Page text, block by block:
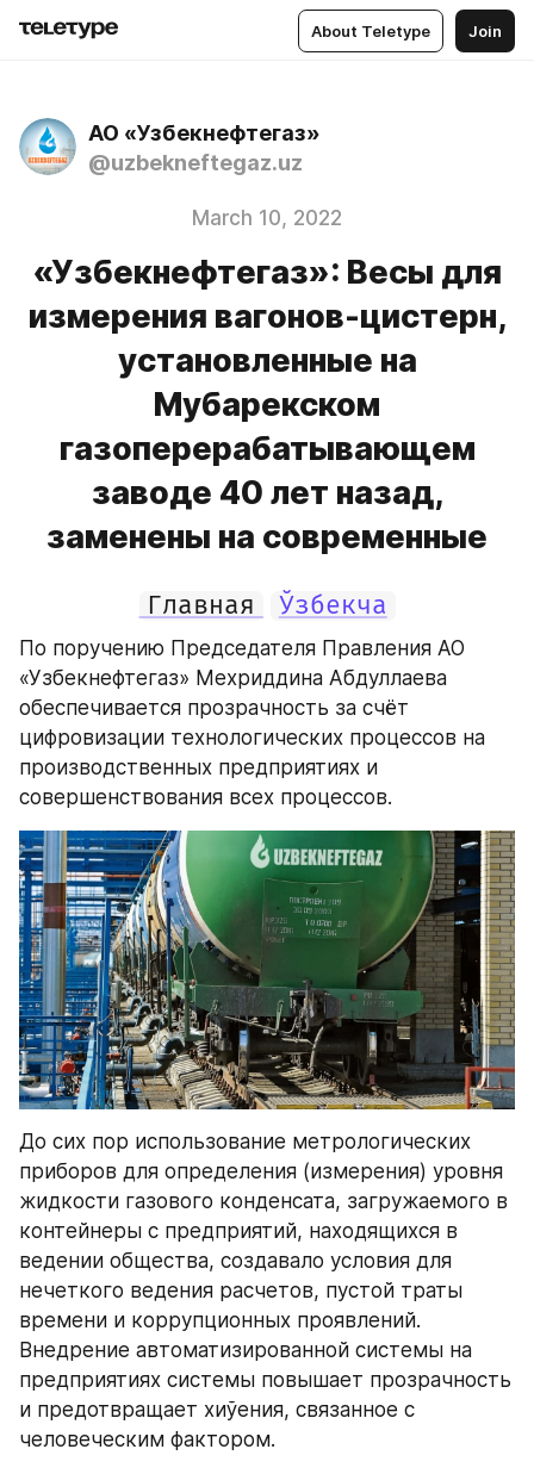
About Teletype Join
АО «Узбекнефтегаз»
@uzbekneftegaz.uz
March 10, 2022
«Узбекнефтегаз»: Весы для
измерения вагонов-цистерн,
установленные на
Мубарекском
газоперерабатывающем
заводе 40 лет назад,
заменены на современные
Главная Ўзбекча
По поручению Председателя Правления АО
«Узбекнефтегаз» Мехриддина Абдуллаева
обеспечивается прозрачность за счёт
цифровизации технологических процессов на
производственных предприятиях и
совершенствования всех процессов.
До сих пор использование метрологических
приборов для определения (измерения) уровня
жидкости газового конденсата, загружаемого в
контейнеры с предприятий, находящихся в
ведении общества, создавало условия для
нечеткого ведения расчетов, пустой траты
времени и коррупционных проявлений.
Внедрение автоматизированной системы на
предприятиях системы повышает прозрачность
и предотвращает хиўения, связанное с
человеческим фактором.